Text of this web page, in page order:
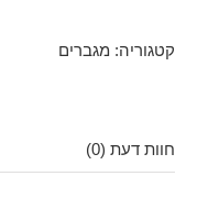
קטגוריה: מגברים
חוות דעת (0)